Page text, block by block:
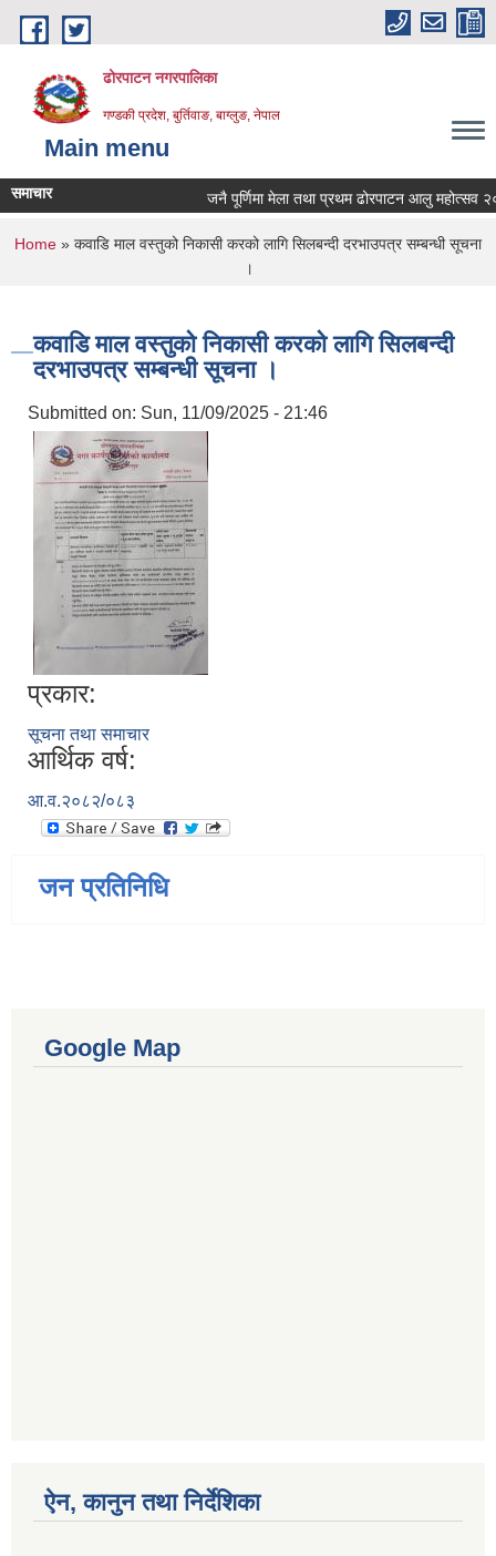
Skip to main content
ढोरपाटन नगरपालिका
गण्डकी प्रदेश, बुर्तिवाङ, बाग्लुङ, नेपाल
Main menu
समाचार जनै पूर्णिमा मेला तथा प्रथम ढोरपाटन आलु महोत्सव
You are here
Home » कवाडि माल वस्तुको निकासी करको लागि सिलबन्दी दरभाउपत्र सम्बन्धी सूचना
।
कवाडि माल वस्तुको निकासी करको लागि सिलबन्दी
दरभाउपत्र सम्बन्धी सूचना ।
Submitted on: Sun, 11/09/2025 - 21:46
प्रकार:
सूचना तथा समाचार
आर्थिक वर्ष:
आ.व.२०८२/०८३
जन प्रतिनिधि
Google Map
ऐन, कानुन तथा निर्देशिका